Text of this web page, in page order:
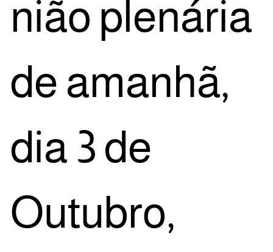
nião ple­ná­ria
de ama­nhã,
dia 3 de
Outu­bro,